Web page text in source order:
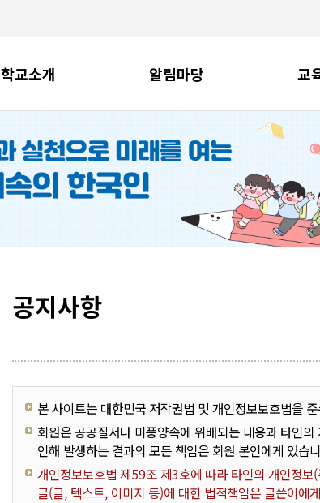
학교소개 알림마당 교
공지사항
본 사이트는 대한민국 저작권법 및 개인정보보호법을
회원은 공공질서나 미풍양속에 위배되는 내용과 타인
인해 발생하는 결과의 모든 책임은 회원 본인에게 있습
개인정보보호법 제59조 제3호에 따라 타인의 개인정
글(글, 텍스트, 이미지 등)에 대한 법적책임은 글쓴이에